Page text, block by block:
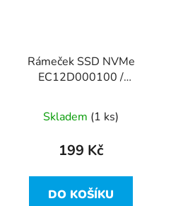
Rámeček SSD NVMe
EC12D000100 /
Lenovo ThinkPad T480
Skladem (1 ks)
199 Kč
DO KOŠÍKU